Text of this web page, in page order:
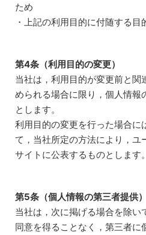
ため
・上記の利用目的に付随する目
第4条（利用目的の変更）
当社は，利用目的が変更前と関
められる場合に限り，個人情報
とします。
利用目的の変更を行った場合に
て，当社所定の方法により，ユ
サイトに公表するものとします。
第5条（個人情報の第三者提供）
当社は，次に掲げる場合を除い
同意を得ることなく，第三者に